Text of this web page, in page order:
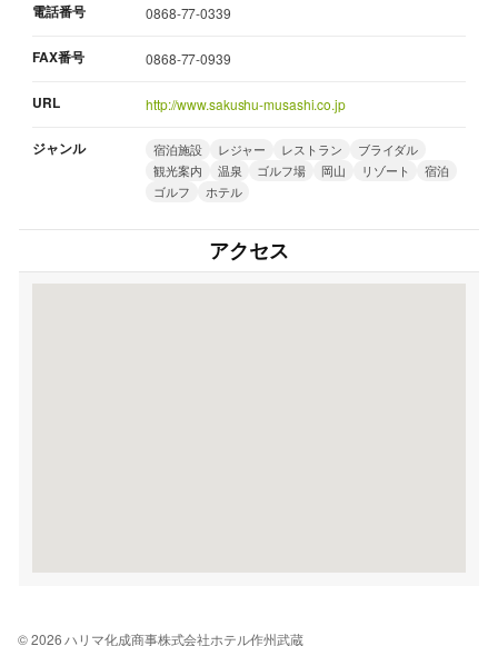
電話番号 0868-77-0339
FAX番号 0868-77-0939
URL http://www.sakushu-musashi.co.jp
ジャンル 宿泊施設 レジャー レストラン
ブライダル
観光案内
温泉 ゴルフ場 岡山 リゾート
宿泊
ゴルフ
ホテル
アクセス
© 2026 ハリマ化成商事株式会社ホテル作州武蔵